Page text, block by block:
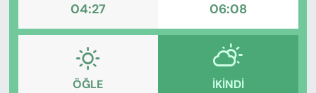
04:27 06:08
ÖĞLE İKINDI
KÜLTÜR-SANAT
MAGAZİN
ÖZEL HABER